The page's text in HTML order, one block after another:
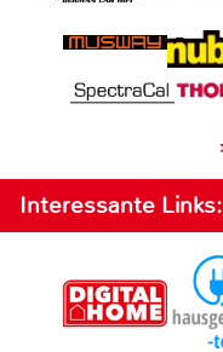
Interessante Links: